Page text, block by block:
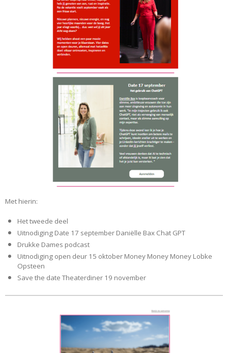
Met hierin:
Het tweede deel
Uitnodiging Date 17 september Daniëlle Bax Chat GPT
Drukke Dames podcast
Uitnodiging open deur 15 oktober Money Money Money Lobke
Opsteen
Save the date Theaterdiner 19 november